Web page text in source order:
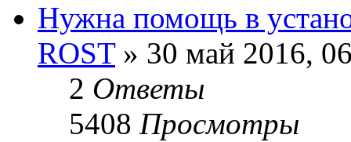
Нужна помощь в
ROST» 30 май 2016,
2 Ответы
5408 Просмотры